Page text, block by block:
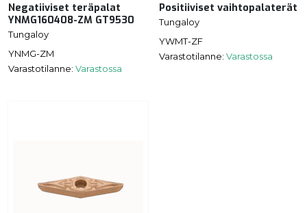
Negatiiviset teräpalat
YNMG160408-ZM GT9530
Tungaloy
YNMG-ZM
Varastotilanne: Varastossa
Positiiviset vaihtopalaterät
Tungaloy
YWMT-ZF
Varastotilanne: Varastossa